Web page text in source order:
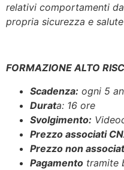
relativi comportamenti
propria sicurezza e
FORMAZIONE ALTO
Scadenza: ogni 5
Durata: 16 ore
Svolgimento:
Prezzo associati
Prezzo non
Pagamento tramite